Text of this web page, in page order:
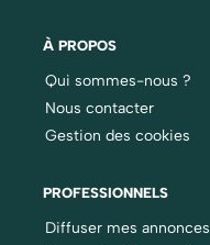
À PROPOS
Qui sommes-nous ?
Nous contacter
Gestion des cookies
PROFESSIONNELS
Diffuser mes annonces